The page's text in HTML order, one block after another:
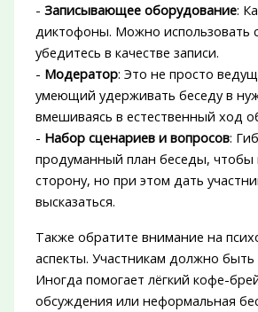
- Записывающее оборудование:
диктофоны. Можно использовать
убедитесь в качестве записи.
- Модератор: Это не просто
умеющий удерживать беседу в
вмешиваясь в естественный ход
- Набор сценариев и вопросов:
продуманный план беседы, чтобы
сторону, но при этом дать
высказаться.
Также обратите внимание на
аспекты. Участникам должно
Иногда помогает лёгкий кофе-
обсуждения или неформальная